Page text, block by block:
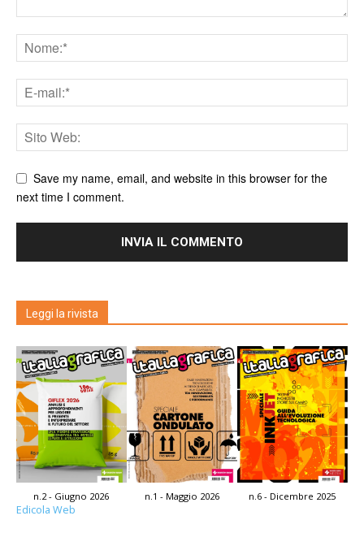
Save my name, email, and website in this browser for the
next time I comment.
Leggi la rivista
n.2 - Giugno 2026 n.1 - Maggio 2026 n.6 - Dicembre 2025
Edicola Web